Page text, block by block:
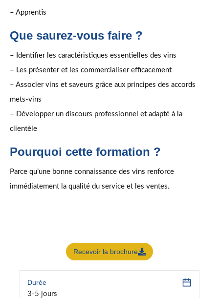
– Apprentis
Que saurez-vous faire ?
– Identifier les caractéristiques essentielles des vins
– Les présenter et les commercialiser efficacement
– Associer vins et saveurs grâce aux principes des accords
mets-vins
– Développer un discours professionnel et adapté à la
clientèle
Pourquoi cette formation ?
Parce qu’une bonne connaissance des vins renforce
immédiatement la qualité du service et les ventes.
Recevoir la brochure
Durée
3-5 jours